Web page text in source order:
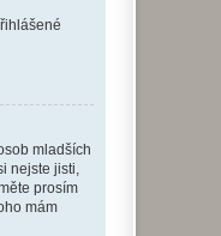
mladších
nejste jisti,
prosím
mám